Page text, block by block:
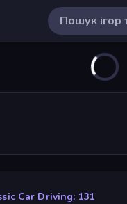
Car Driving: 131